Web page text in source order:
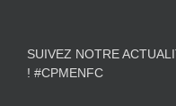
SUIVEZ NOTRE
! #CPMENFC